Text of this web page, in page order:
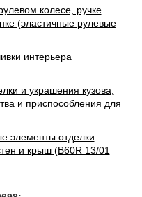
колесе, ручке
(эластичные рулевые
интерьера
и украшения кузова;
и приспособления для
элементы отделки
и крыш (B60R 13/01